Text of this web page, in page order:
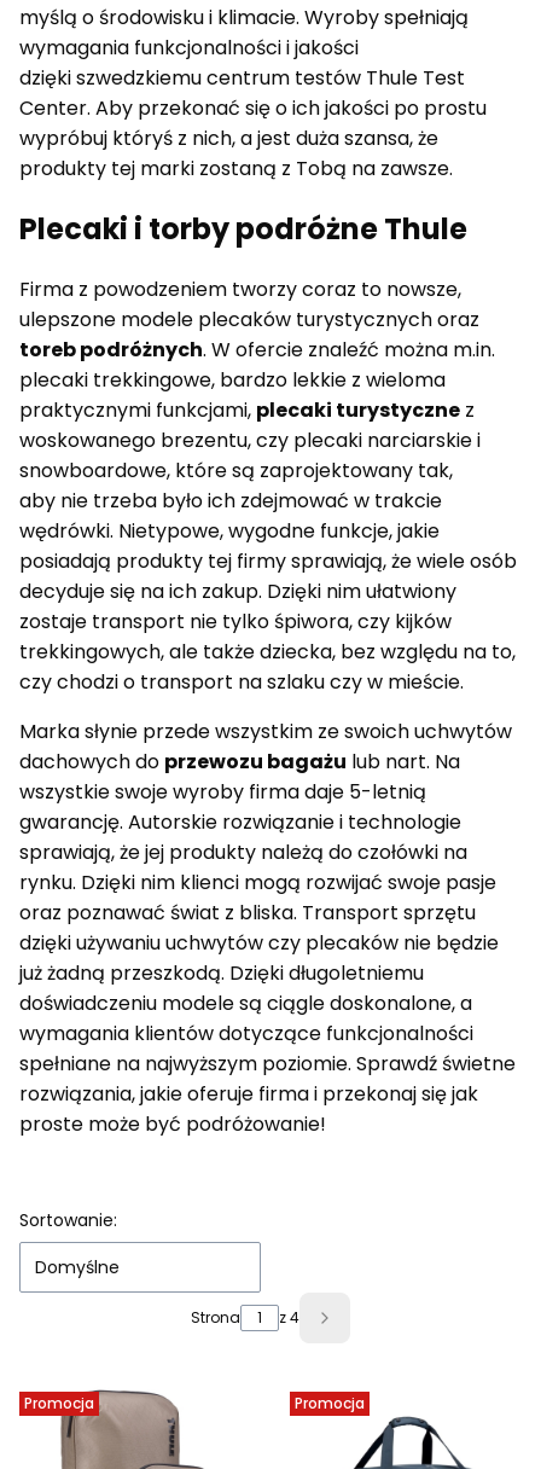
myślą o środowisku i klimacie. Wyroby spełniają
wymagania funkcjonalności i jakości
dzięki szwedzkiemu centrum testów Thule Test
Center. Aby przekonać się o ich jakości po prostu
wypróbuj któryś z nich, a jest duża szansa, że
produkty tej marki zostaną z Tobą na zawsze.
Plecaki i torby podróżne Thule
Firma z powodzeniem tworzy coraz to nowsze,
ulepszone modele plecaków turystycznych oraz
toreb podróżnych. W ofercie znaleźć można m.in.
plecaki trekkingowe, bardzo lekkie z wieloma
praktycznymi funkcjami, plecaki turystyczne z
woskowanego brezentu, czy plecaki narciarskie i
snowboardowe, które są zaprojektowany tak,
aby nie trzeba było ich zdejmować w trakcie
wędrówki. Nietypowe, wygodne funkcje, jakie
posiadają produkty tej firmy sprawiają, że wiele osób
decyduje się na ich zakup. Dzięki nim ułatwiony
zostaje transport nie tylko śpiwora, czy kijków
trekkingowych, ale także dziecka, bez względu na to,
czy chodzi o transport na szlaku czy w mieście.
Marka słynie przede wszystkim ze swoich uchwytów
dachowych do przewozu bagażu lub nart. Na
wszystkie swoje wyroby firma daje 5-letnią
gwarancję. Autorskie rozwiązanie i technologie
sprawiają, że jej produkty należą do czołówki na
rynku. Dzięki nim klienci mogą rozwijać swoje pasje
oraz poznawać świat z bliska. Transport sprzętu
dzięki używaniu uchwytów czy plecaków nie będzie
już żadną przeszkodą. Dzięki długoletniemu
doświadczeniu modele są ciągle doskonalone, a
wymagania klientów dotyczące funkcjonalności
spełniane na najwyższym poziomie. Sprawdź świetne
rozwiązania, jakie oferuje firma i przekonaj się jak
proste może być podróżowanie!
Lista produktów
Sortowanie:
Domyślne
Strona z 4 Następne produkty
Promocja Promocja